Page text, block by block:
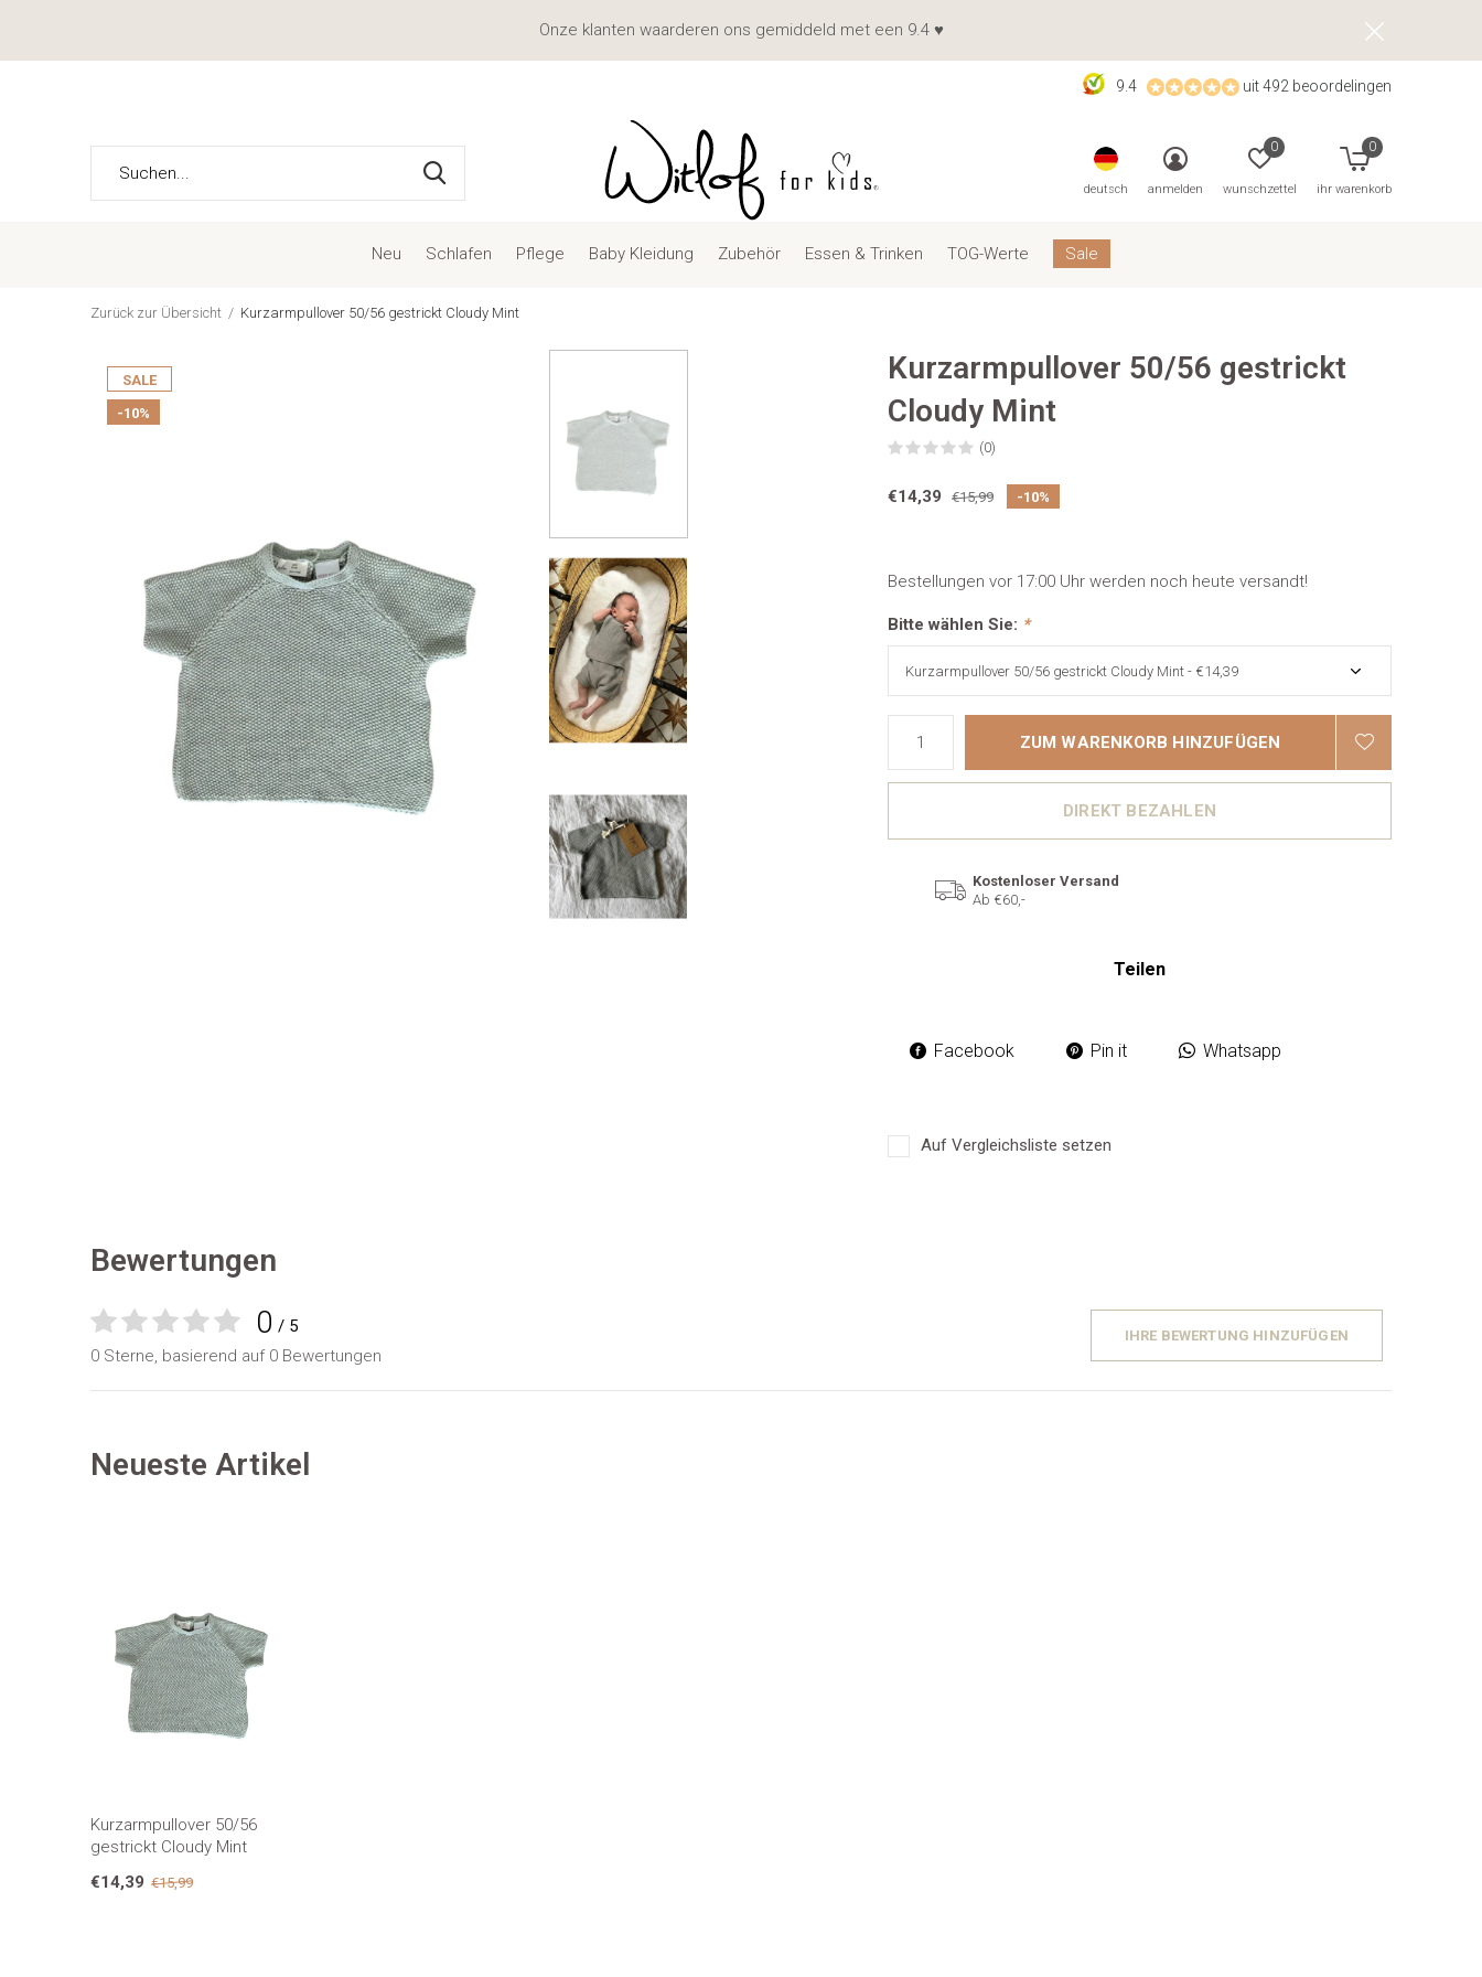
Neu Schlafen Pflege Baby Kleidung Zubehör Essen & Trinken TOG-Werte Sale
deutsch anmelden wunschzettel
0
ihr warenkorb
0
9.4 uit 492 beoordelingen
Onze klanten waarderen ons gemiddeld met een 9.4 ♥
Zurück zur Übersicht Kurzarmpullover 50/56 gestrickt Cloudy Mint
SALE
-10%
Kurzarmpullover 50/56 gestrickt
Cloudy Mint
(0)
€14,39 €15,99 -10%
Bestellungen vor 17:00 Uhr werden noch heute versandt!
Bitte wählen Sie: *
ZUM WARENKORB HINZUFÜGEN
DIREKT BEZAHLEN
Kostenloser Versand
Ab €60,-
Teilen
Facebook Pin it Whatsapp
Auf Vergleichsliste setzen
Bewertungen
0 / 5
0 Sterne, basierend auf 0 Bewertungen
IHRE BEWERTUNG HINZUFÜGEN
Neueste Artikel
Kurzarmpullover 50/56
gestrickt Cloudy Mint
€14,39 €15,99